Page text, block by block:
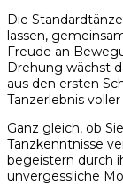
Die
lassen,
Freude an
Drehung wächst
aus den ersten
Tanzerlebnis
Ganz gleich, ob
Tanzkenntnisse
begeistern durch
unvergessliche